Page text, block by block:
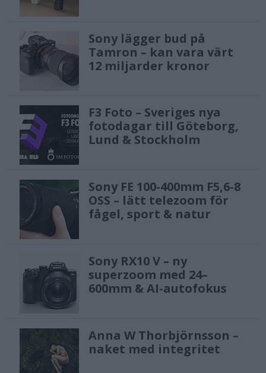
Sony lägger bud på
Tamron – kan vara värt
12 miljarder kronor
F3 Foto – Sveriges nya
fotodagar till Göteborg,
Lund & Stockholm
Sony FE 100-400mm F5,6-8
OSS – lätt telezoom för
fågel, sport & natur
Sony RX10 V – ny
superzoom med 24–
600mm & AI-autofokus
Anna W Thorbjörnsson –
naket med integritet